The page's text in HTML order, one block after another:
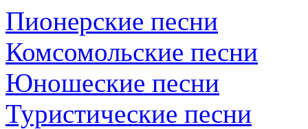
Пионерские песни
Комсомольские песни
Юношеские песни
Туристические песни